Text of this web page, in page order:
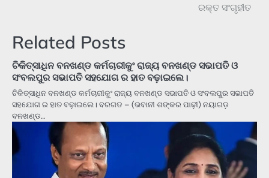
ରକ୍ତ ସଂଗୃହୀତ
Related Posts
ଚିକିତ୍ସାଧିନ ବନଖଣ୍ଡ କର୍ମଚାରୀକୁଂ ରାଜ୍ୟ ବନଖଣ୍ଡ ସଭାପତି ଓ
ସଂବଲପୁର ସଭାପତି ସହଯୋଗ ର ହାତ ବଢ଼ାଇଲେ।
ଚିକିତ୍ସାଧିନ ବନଖଣ୍ଡ କର୍ମଚାରୀକୁଂ ରାଜ୍ୟ ବନଖଣ୍ଡ ସଭାପତି ଓ ସଂବଲପୁର ସଭାପତି
ସହଯୋଗ ର ହାତ ବଢ଼ାଇଲେ। ବରଗଡ – (ଭବାନୀ ଶଙ୍କର ପାଢ଼ୀ) ନୟାଗଡ଼
ବନଖଣ୍ଡ…